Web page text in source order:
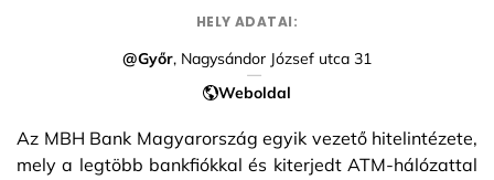
HELY ADATAI:
@Győr, Nagysándor József utca 31
Weboldal
Az MBH Bank Magyarország egyik vezető hitelintézete,
mely a legtöbb bankfiókkal és kiterjedt ATM-hálózattal